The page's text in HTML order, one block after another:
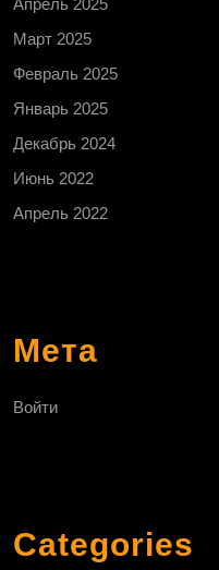
Апрель 2025
Март 2025
Февраль 2025
Январь 2025
Декабрь 2024
Июнь 2022
Апрель 2022
Мета
Войти
Categories